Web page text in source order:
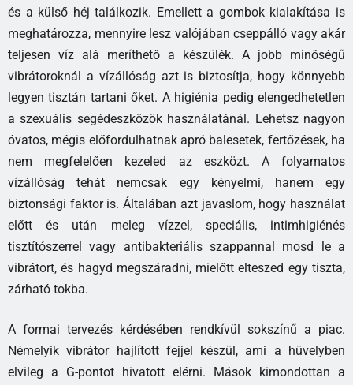
és a külső héj találkozik. Emellett a gombok kialakítása is
meghatározza, mennyire lesz valójában cseppálló vagy akár
teljesen víz alá meríthető a készülék. A jobb minőségű
vibrátoroknál a vízállóság azt is biztosítja, hogy könnyebb
legyen tisztán tartani őket. A higiénia pedig elengedhetetlen
a szexuális segédeszközök használatánál. Lehetsz nagyon
óvatos, mégis előfordulhatnak apró balesetek, fertőzések, ha
nem megfelelően kezeled az eszközt. A folyamatos
vízállóság tehát nemcsak egy kényelmi, hanem egy
biztonsági faktor is. Általában azt javaslom, hogy használat
előtt és után meleg vízzel, speciális, intimhigiénés
tisztítószerrel vagy antibakteriális szappannal mosd le a
vibrátort, és hagyd megszáradni, mielőtt elteszed egy tiszta,
zárható tokba.
A formai tervezés kérdésében rendkívül sokszínű a piac.
Némelyik vibrátor hajlított fejjel készül, ami a hüvelyben
elvileg a G-pontot hivatott elérni. Mások kimondottan a